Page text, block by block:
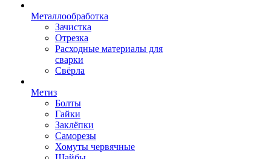
Металлообработка
Зачистка
Отрезка
Расходные материалы для
сварки
Свёрла
Метиз
Болты
Гайки
Заклёпки
Саморезы
Хомуты червячные